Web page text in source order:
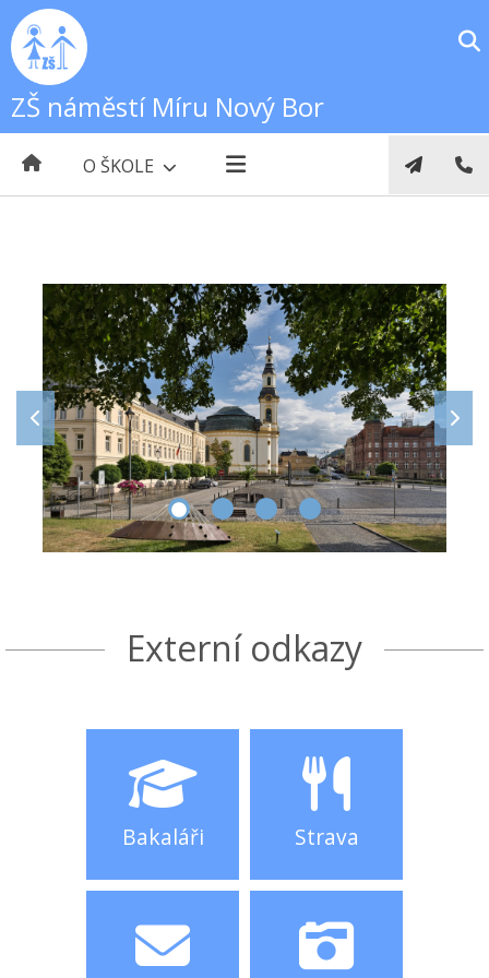
ZŠ náměstí Míru Nový Bor
O ŠKOLE
Externí odkazy
Bakaláři Strava